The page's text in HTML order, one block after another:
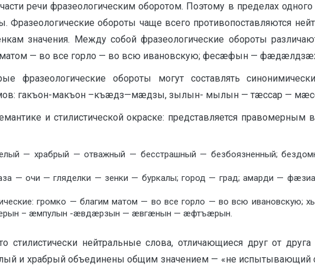
речи фразеологическим оборотом. Поэтому в пределах
Фразеологические обороты чаще всего противопоставляются
значения. Между собой фразеологические обороты
матом — во все горло — во всю ивановскую; фесæфын —
фразеологические обороты могут составлять
гакъон-макъон –къæдз—мæдзы, зылын- мылын — тæссар —
и стилистической окраске: представляется
— храбрый — отважный — бесстрашный — безбоязненный;
— очи — гляделки — зенки — буркалы; город — град; амарди —
громко — благим матом — во все горло — во всю
– æмпулын -æвдæрзын — æвгæнын — æфтъæрын.
стилистически нейтральные слова, отличающиеся друг от
и храбрый объединены общим значением — «не испытывающий